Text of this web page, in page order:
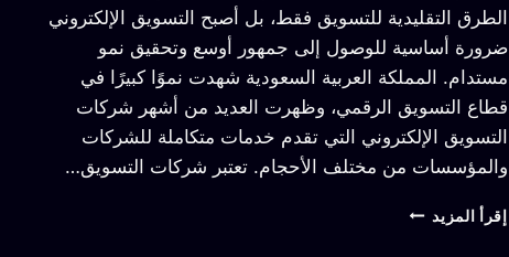
الطرق التقليدية للتسويق فقط، بل أصبح التسويق الإلكتروني
ضرورة أساسية للوصول إلى جمهور أوسع وتحقيق نمو
مستدام. المملكة العربية السعودية شهدت نموًا كبيرًا في
قطاع التسويق الرقمي، وظهرت العديد من أشهر شركات
التسويق الإلكتروني التي تقدم خدمات متكاملة للشركات
والمؤسسات من مختلف الأحجام. تعتبر شركات التسويق…
إقرأ المزيد